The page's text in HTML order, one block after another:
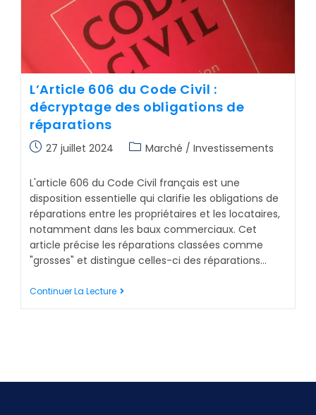
L’Article 606 du Code Civil :
décryptage des obligations de
réparations
27 juillet 2024 Marché / Investissements
L'article 606 du Code Civil français est une
disposition essentielle qui clarifie les obligations de
réparations entre les propriétaires et les locataires,
notamment dans les baux commerciaux. Cet
article précise les réparations classées comme
"grosses" et distingue celles-ci des réparations…
Continuer La Lecture